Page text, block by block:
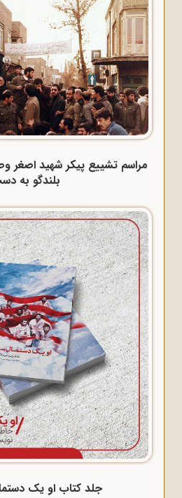
مراسم تشییع پیکر شهید اصغر
بلندگو به
جلد کتاب او یک